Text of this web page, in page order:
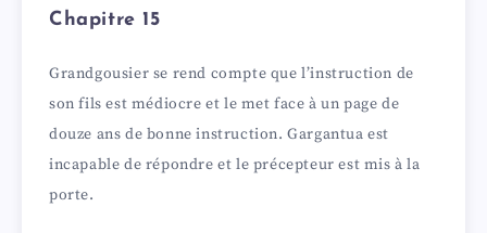
Chapitre 15
Grandgousier se rend compte que l’instruction de
son fils est médiocre et le met face à un page de
douze ans de bonne instruction. Gargantua est
incapable de répondre et le précepteur est mis à la
porte.